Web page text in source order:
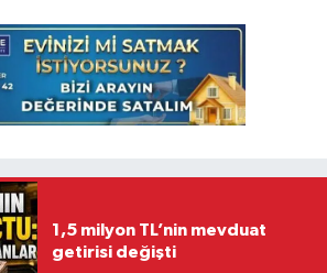
1,5 milyon TL’nin mevduat
getirisi değişti